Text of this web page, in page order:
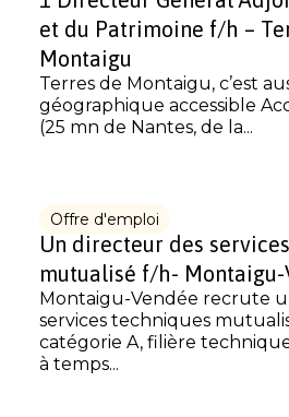
et du Patrimoine f/h –
Montaigu
Terres de Montaigu, c’est
géographique accessible
(25 mn de Nantes, de la...
Offre d'emploi
Un directeur des
mutualisé f/h- Montaigu-
Montaigu-Vendée recrute
services techniques
catégorie A, filière
à temps...